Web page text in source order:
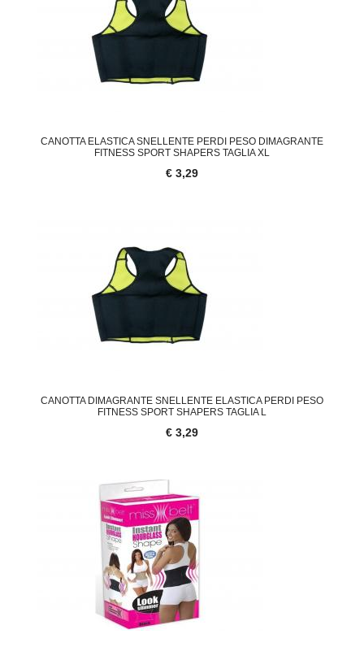
CANOTTA ELASTICA SNELLENTE PERDI PESO DIMAGRANTE
FITNESS SPORT SHAPERS TAGLIA XL
€ 3,29
CANOTTA DIMAGRANTE SNELLENTE ELASTICA PERDI PESO
FITNESS SPORT SHAPERS TAGLIA L
€ 3,29